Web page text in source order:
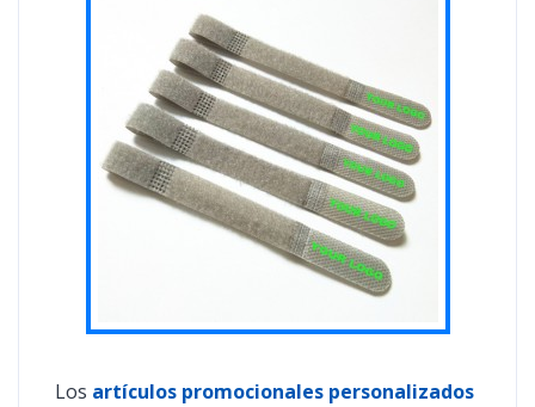
Los artículos promocionales personalizados